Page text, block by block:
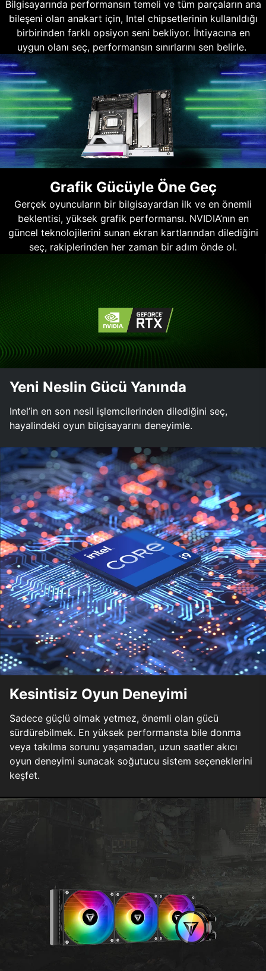
Bilgisayarında performansın temeli ve tüm parçaların ana
bileşeni olan anakart için, Intel chipsetlerinin kullanıldığı
birbirinden farklı opsiyon seni bekliyor. İhtiyacına en
uygun olanı seç, performansın sınırlarını sen belirle.
Grafik Gücüyle Öne Geç
Gerçek oyuncuların bir bilgisayardan ilk ve en önemli
beklentisi, yüksek grafik performansı. NVIDIA’nın en
güncel teknolojilerini sunan ekran kartlarından dilediğini
seç, rakiplerinden her zaman bir adım önde ol.
Yeni Neslin Gücü Yanında
Intel’in en son nesil işlemcilerinden dilediğini seç,
hayalindeki oyun bilgisayarını deneyimle.
Kesintisiz Oyun Deneyimi
Sadece güçlü olmak yetmez, önemli olan gücü
sürdürebilmek. En yüksek performansta bile donma
veya takılma sorunu yaşamadan, uzun saatler akıcı
oyun deneyimi sunacak soğutucu sistem seçeneklerini
keşfet.